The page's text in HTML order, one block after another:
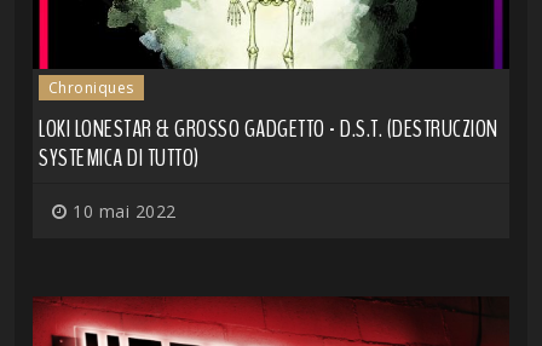
Chroniques
LOKI LONESTAR & GROSSO GADGETTO - D.S.T. (DESTRUCZION
SYSTEMICA DI TUTTO)
10 mai 2022